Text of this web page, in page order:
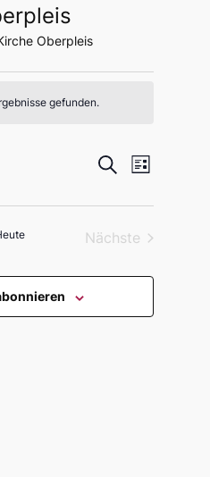
Oberpleis
gefunden.
Suche
und
SucheListe
Nächste